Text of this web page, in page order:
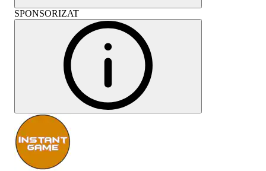
SPONSORIZAT